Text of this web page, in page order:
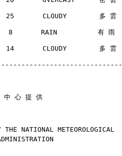
CLOUDY        多 雲
8       RAIN          有 雨
CLOUDY        多 雲
中 心 提 供
NATIONAL METEOROLOGICAL